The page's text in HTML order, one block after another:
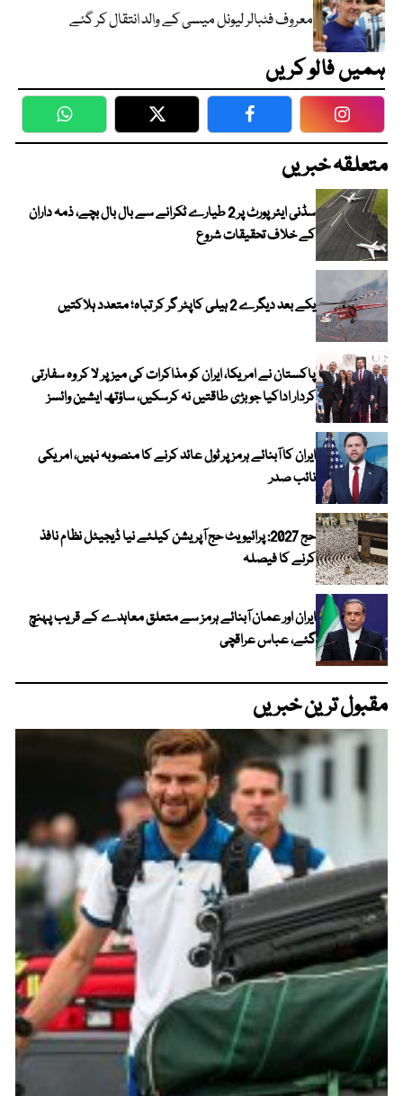
معروف فٹبالر لیونل میسی کے والد انتقال کر گئے
ہمیں فالو کریں
WhatsApp Twitter Facebook
متعلقہ خبریں
سڈنی ایئرپورٹ پر 2 طیارے ٹکرانے سے بال بال بچے، ذمہ داران
کے خلاف تحقیقات شروع
یکے بعد دیگرے 2 ہیلی کاپٹر گر کر تباہ؛ متعدد ہلاکتیں
پاکستان نے امریکا، ایران کو مذاکرات کی میز پر لا کر وہ سفارتی
کردار اداکیا جو بڑی طاقتیں نہ کرسکیں، ساؤتھ ایشین وائسز
ایران کا آبنائے ہرمز پر ٹول عائد کرنے کا منصوبہ نہیں، امریکی
نائب صدر
حج 2027: پرائیویٹ حج آپریشن کیلئے نیا ڈیجیٹل نظام نافذ
کرنے کا فیصلہ
ایران اور عمان آبنائے ہرمز سے متعلق معاہدے کے قریب پہنچ
گئے، عباس عراقچی
مقبول ترین خبریں